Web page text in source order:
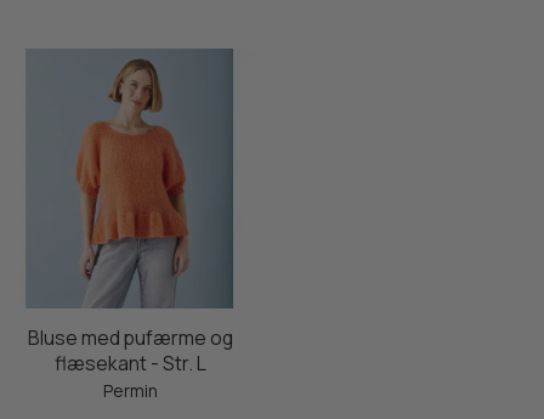
Bluse med pufærme og
flæsekant - Str. L
Permin